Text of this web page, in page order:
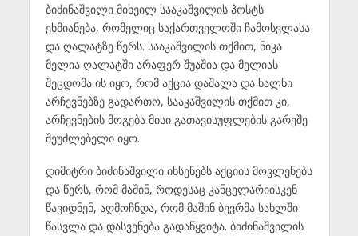
ბიძინაშვილი მიხეილ სააკაშვილის პოსტს
ეხმიანება, რომელიც საქართველოში ჩამოსვლასა
და ღალატზე წერს. სააკაშვილის თქმით, ნიკა
მელია ღალატში არაფერ შუაშია და მელიას
შეცდომა ის იყო, რომ აქცია დაშალა და ხალხი
არჩევნებზე გადართო, სააკაშვილის თქმით კი,
არჩევნების მოგება მისი გათავისუფლების გარეშე
შეუძლებელი იყო.
დიმიტრი ბიძინაშვილი იხსენებს აქციის მოვლენებს
და წერს, რომ მაშინ, როდესაც კანცელარიისკენ
წავიდნენ, აღმოჩნდა, რომ მაშინ ბევრმა სახლში
წასვლა და დასვენება გადაწყვიტა. ბიძინაშვილის